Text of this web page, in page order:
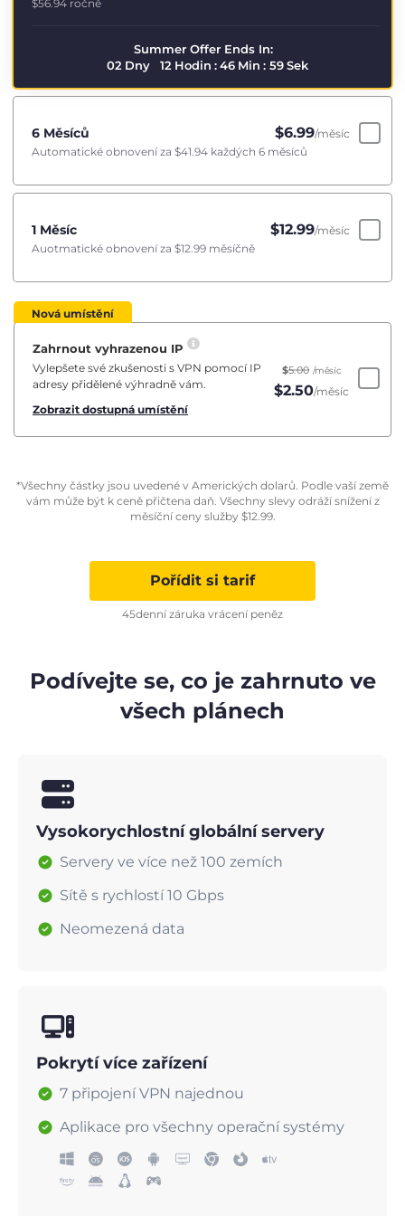
$56.94 ročně
Summer Offer Ends In:
02 Dny 12 Hodin :46 Min : 58Sek
6 Měsíců $6.99/měsíc
Automatické obnovení za $41.94 každých 6 měsíců
1 Měsíc $12.99/měsíc
Auotmatické obnovení za $12.99 měsíčně
Nová umístění
Zahrnout vyhrazenou IP
Vylepšete své zkušenosti s VPN pomocí IP
adresy přidělené výhradně vám.
Zobrazit dostupná umístění
$5.00 /měsíc
$2.50/měsíc
*Všechny částky jsou uvedené v Amerických dolarů. Podle vaší země
vám může být k ceně přičtena daň. Všechny slevy odráží snížení z
měsíční ceny služby $12.99.
Pořídit si tarif
45denní záruka vrácení peněz
Podívejte se, co je zahrnuto ve
všech plánech
Vysokorychlostní globální servery
Servery ve více než 100 zemích
Sítě s rychlostí 10 Gbps
Neomezená data
Pokrytí více zařízení
7 připojení VPN najednou
Aplikace pro všechny operační systémy